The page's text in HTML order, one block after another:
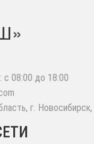
с 08:00 до 18:00
г. Новосибирск,